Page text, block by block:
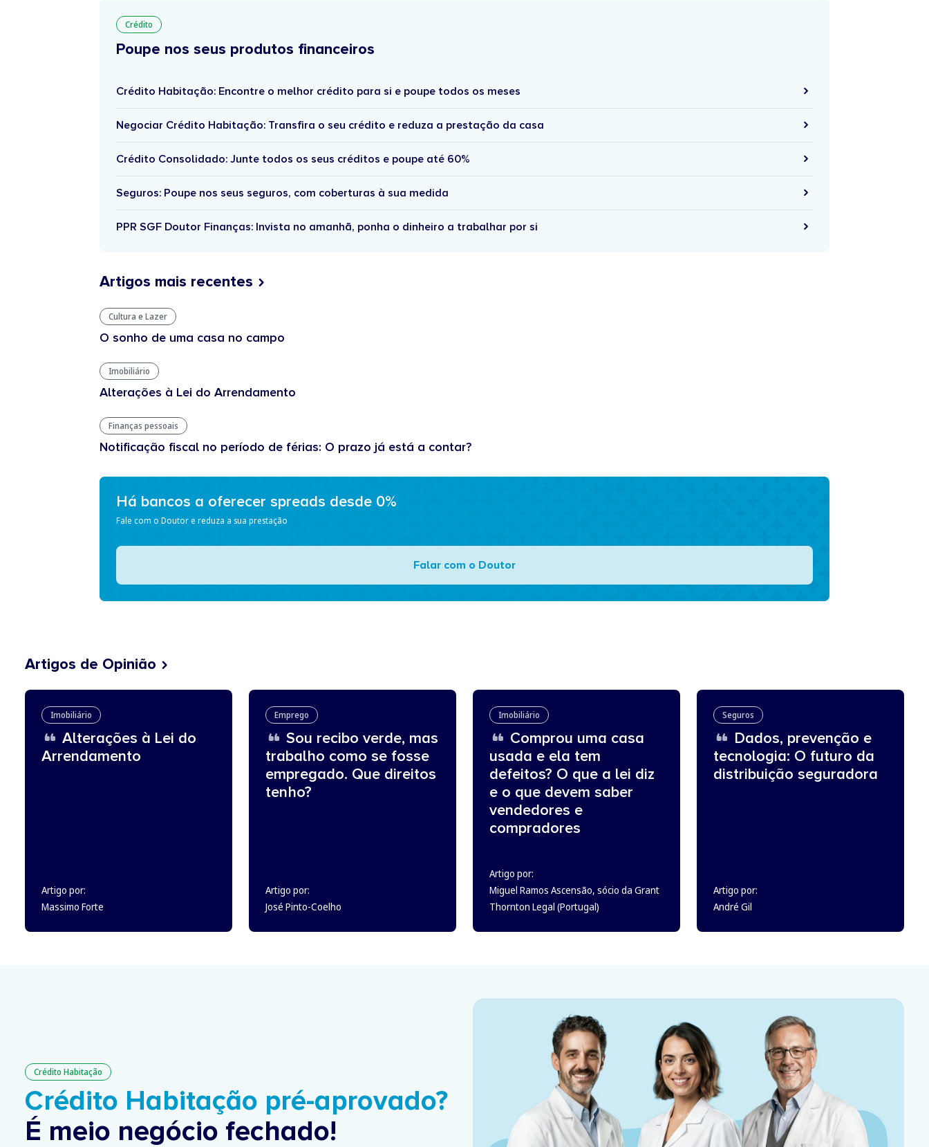
Crédito
Poupe nos seus produtos financeiros
Crédito Habitação: Encontre o melhor crédito para si e poupe todos os meses
Negociar Crédito Habitação: Transfira o seu crédito e reduza a prestação da casa
Crédito Consolidado: Junte todos os seus créditos e poupe até 60%
Seguros: Poupe nos seus seguros, com coberturas à sua medida
PPR SGF Doutor Finanças: Invista no amanhã, ponha o dinheiro a trabalhar por si
Artigos mais recentes
Cultura e Lazer
O sonho de uma casa no campo
Imobiliário
Alterações à Lei do Arrendamento
Finanças pessoais
Notificação fiscal no período de férias: O prazo já está a contar?
Há bancos a oferecer spreads desde 0%
Fale com o Doutor e reduza a sua prestação
Falar com o Doutor
Artigos de Opinião
Imobiliário
Alterações à Lei do
Arrendamento
Artigo por:
Massimo Forte
Emprego
Sou recibo verde, mas
trabalho como se fosse
empregado. Que direitos
tenho?
Artigo por:
José Pinto-Coelho
Imobiliário
Comprou uma casa
usada e ela tem
defeitos? O que a lei diz
e o que devem saber
vendedores e
compradores
Artigo por:
Miguel Ramos Ascensão, sócio da Grant
Thornton Legal (Portugal)
Seguros
Dados, prevenção e
tecnologia: O futuro da
distribuição seguradora
Artigo por:
André Gil
Crédito Habitação
Crédito Habitação pré-aprovado?
É meio negócio fechado!